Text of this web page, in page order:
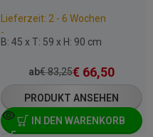
Lieferzeit: 2 - 6 Wochen
-
B: 45 x T: 59 x H: 90 cm
ab€83,25€ 66,50
PRODUKT ANSEHEN
IN DEN WARENKORB